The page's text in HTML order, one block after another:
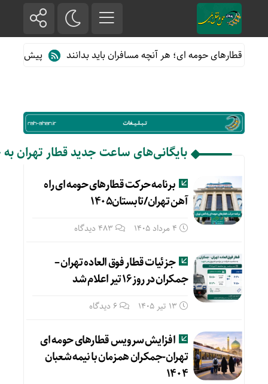
از قطارهای حومه ای؛ هر آنچه مسافران باید بدانند پیش فروش
بایگانی‌های ساعت جدید قطار تهران
برنامه حرکت قطارهای حومه ای راه
آهن تهران/تابستان۱۴۰۵
4 مرداد 1405 483 دیدگاه
جزئیات قطار فوق العاده تهران –
جمکران در روز ۱۶ تیر اعلام شد
13 تیر 1405 6 دیدگاه
افزایش سرویس قطارهای حومه ای
تهران-جمکران همزمان با نیمه شعبان
۱۴۰۴